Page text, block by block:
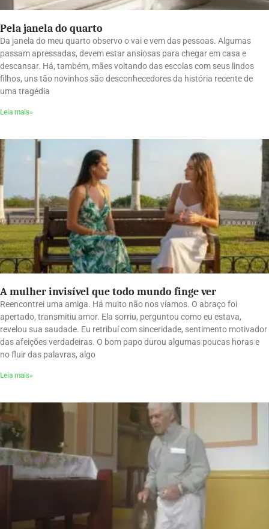
Pela janela do quarto
Da janela do meu quarto observo o vai e vem das pessoas. Algumas
passam apressadas, devem estar ansiosas para chegar em casa e
descansar. Há, também, mães voltando das escolas com seus lindos
filhos, uns tão novinhos são desconhecedores da história recente de
uma tragédia
Leia mais»
A mulher invisível que todo mundo finge ver
Reencontrei uma amiga. Há muito não nos víamos. O abraço foi
apertado, transmitiu amor. Ela sorriu, perguntou como eu estava,
revelou sua saudade. Eu retribuí com sinceridade, sentimento motivador
das afeições verdadeiras. O bom papo durou algumas poucas horas e
no fluir das palavras, algo
Leia mais»